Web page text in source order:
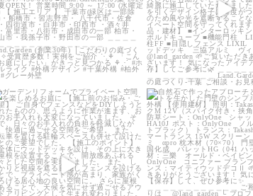
land_garden
32 0
land_garden
24 0